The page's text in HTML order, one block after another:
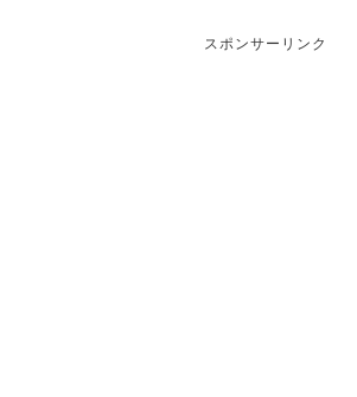
スポンサーリンク